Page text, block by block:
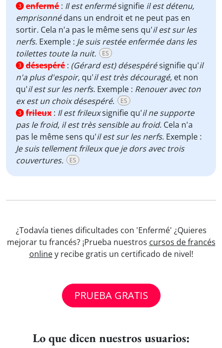
3 enfermé : Il est enfermésignifie il est détenu,
emprisonnédans un endroit et ne peut pas en
sortir. Cela n'a pas le même sens qu'il est sur les
nerfs. Exemple : Je suis restée enfermée dans les
toilettes toute la nuit.
ES
3 désespéré : (Gérard est) désespérésignifie qu'il
n'a plus d'espoir, qu'il est très découragé, et non
qu'il est sur les nerfs. Exemple : Renouer avec ton
ex est un choix désespéré. ES
3 frileux : Il est frileuxsignifie qu'il ne supporte
pas le froid, il est très sensible au froid. Cela n'a
pas le même sens qu'il est sur les nerfs. Exemple :
Je suis tellement frileux que je dors avec trois
couvertures.
ES
¿Todavía tienes dificultades con 'Enfermé' ¿Quieres
mejorar tu francés? ¡Prueba nuestros cursos de francés
onliney recibe gratis un certificado de nivel!
PRUEBA GRATIS
Lo que dicen nuestros usuarios: